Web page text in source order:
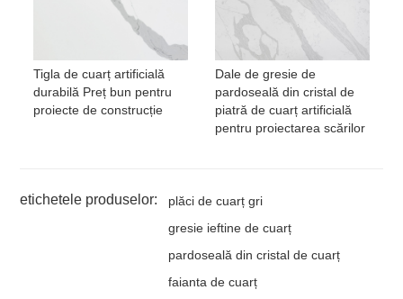
Tigla de cuarț artificială
durabilă Preț bun pentru
proiecte de construcție
Dale de gresie de
pardoseală din cristal de
piatră de cuarț artificială
pentru proiectarea scărilor
etichetele produselor:
plăci de cuarț gri
gresie ieftine de cuarț
pardoseală din cristal de cuarț
faianta de cuarț